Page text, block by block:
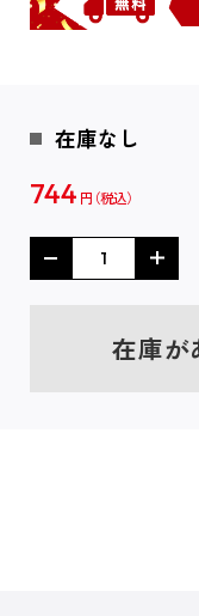
在庫なし
744 円
在庫が